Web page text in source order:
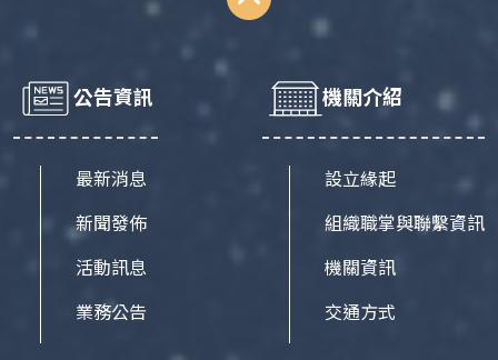
公告資訊
最新消息
新聞發佈
活動訊息
業務公告
機關介紹
設立緣起
組織職掌與聯繫資訊
機關資訊
交通方式